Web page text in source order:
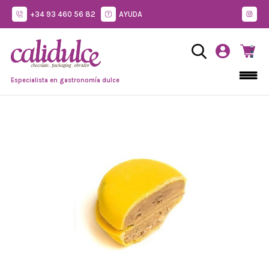
+34 93 460 56 82 AYUDA
Especialista en gastronomía dulce